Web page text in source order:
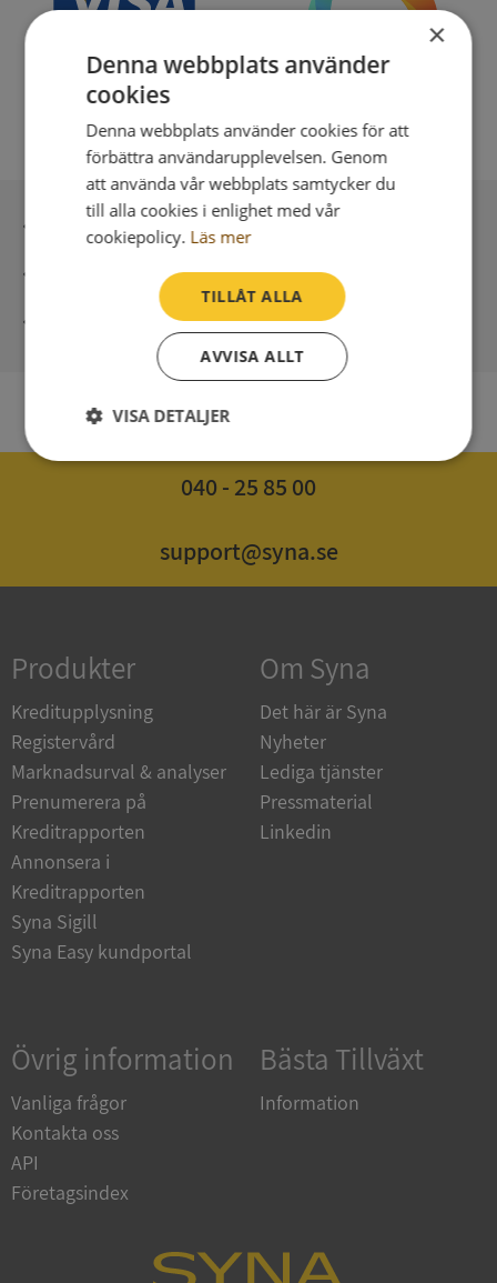
Secure payment with stripe
Direct digital delivery
Syna - Credit reports since 1947
040 - 25 85 00
support@syna.se
Produkter
Kreditupplysning
Registervård
Marknadsurval & analyser
Prenumerera på
Kreditrapporten
Annonsera i
Kreditrapporten
Syna Sigill
Syna Easy kundportal
Om Syna
Det här är Syna
Nyheter
Lediga tjänster
Pressmaterial
Linkedin
Övrig information
Vanliga frågor
Kontakta oss
API
Företagsindex
Bästa Tillväxt
Information
×
Denna webbplats använder
cookies
Denna webbplats använder cookies för att
förbättra användarupplevelsen. Genom
att använda vår webbplats samtycker du
till alla cookies i enlighet med vår
cookiepolicy. Läs mer
TILLÅT ALLA
AVVISA ALLT
VISA DETALJER
Strikt
nödvändigt
Prestanda Inriktning
Funktioner Oklassificerade
Strikt nödvändigt Prestanda
Inriktning
Oklassificerade
Strikt nödvändiga kakor tillåter
kärnwebbplatsfunktioner som användarinloggning
och kontohantering. Webbplatsen kan inte
Namn
__RequestVerificationToken